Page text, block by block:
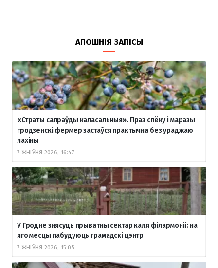
АПОШНІЯ ЗАПІСЫ
«Страты сапраўды каласальныя». Праз спёку і маразы
гродзенскі фермер застаўся практычна без ураджаю
лахіны
7 ЖНІЎНЯ 2026, 16:47
У Гродне знясуць прыватны сектар каля філармоніі: на
яго месцы пабудуюць грамадскі цэнтр
7 ЖНІЎНЯ 2026, 15:05